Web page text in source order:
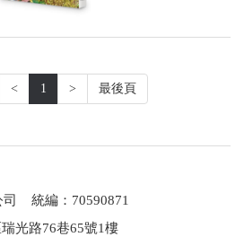
< 1 > 最後頁
司 統編：70590871
光路76巷65號1樓